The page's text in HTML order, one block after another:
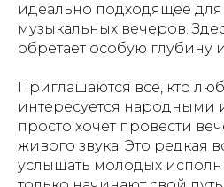
идеально подходящее
музыкальных вечеров.
обретает особую глубину
Приглашаются все, кто
интересуется народными
просто хочет провести
живого звука. Это редкая
услышать молодых